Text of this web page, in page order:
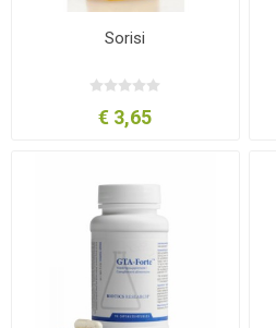
Sorisi
€ 3,65